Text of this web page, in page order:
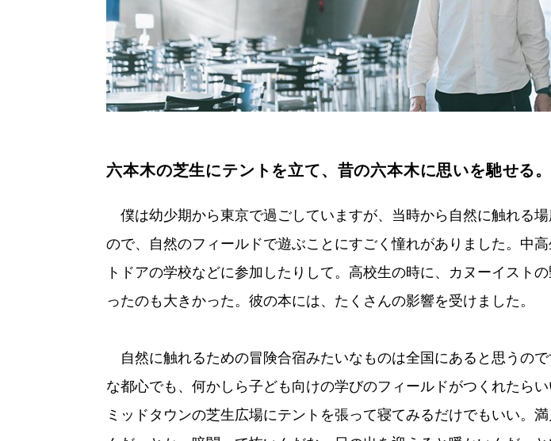
六本木の芝生にテントを立て、昔の六本木に思いを馳せる。
僕は幼少期から東京で過ごしていますが、当時から自然に触れる
ので、自然のフィールドで遊ぶことにすごく憧れがありました。中
トドアの学校などに参加したりして。高校生の時に、カヌーイスト
ったのも大きかった。彼の本には、たくさんの影響を受けました。
自然に触れるための冒険合宿みたいなものは全国にあると思うの
な都心でも、何かしら子ども向けの学びのフィールドがつくれたらい
ミッドタウンの芝生広場にテントを張って寝てみるだけでもいい。